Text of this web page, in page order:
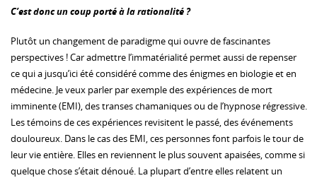
C’est donc un coup porté à la rationalité ?
Plutôt un changement de paradigme qui ouvre de fascinantes
perspectives ! Car admettre l’immatérialité permet aussi de repenser
ce qui a jusqu’ici été considéré comme des énigmes en biologie et en
médecine. Je veux parler par exemple des expériences de mort
imminente (EMI), des transes chamaniques ou de l’hypnose régressive.
Les témoins de ces expériences revisitent le passé, des événements
douloureux. Dans le cas des EMI, ces personnes font parfois le tour de
leur vie entière. Elles en reviennent le plus souvent apaisées, comme si
quelque chose s’était dénoué. La plupart d’entre elles relatent un